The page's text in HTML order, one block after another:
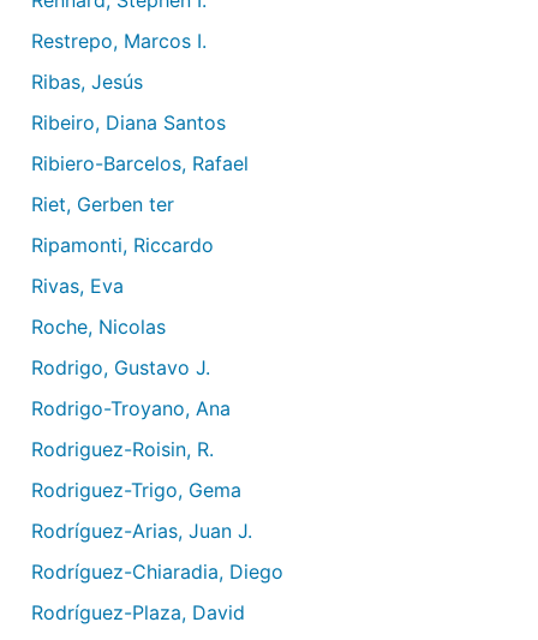
Restrepo, Marcos I.
Ribas, Jesús
Ribeiro, Diana Santos
Ribiero-Barcelos, Rafael
Riet, Gerben ter
Ripamonti, Riccardo
Rivas, Eva
Roche, Nicolas
Rodrigo, Gustavo J.
Rodrigo-Troyano, Ana
Rodriguez-Roisin, R.
Rodriguez-Trigo, Gema
Rodríguez-Arias, Juan J.
Rodríguez-Chiaradia, Diego
Rodríguez-Plaza, David